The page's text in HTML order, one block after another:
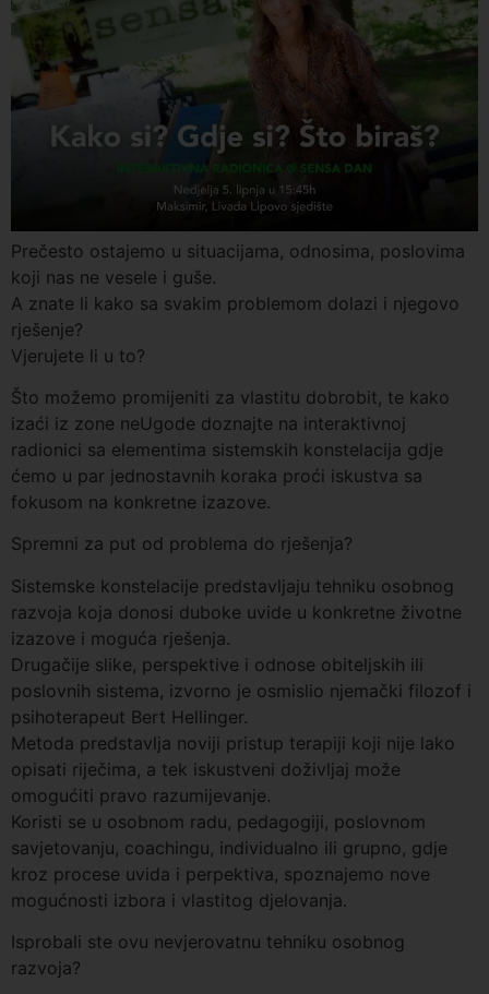
Prečesto ostajemo u situacijama, odnosima, poslovima
koji nas ne vesele i guše.
A znate li kako sa svakim problemom dolazi i njegovo
rješenje?
Vjerujete li u to?
Što možemo promijeniti za vlastitu dobrobit, te kako
izaći iz zone neUgode doznajte na interaktivnoj
radionici sa elementima sistemskih konstelacija gdje
ćemo u par jednostavnih koraka proći iskustva sa
fokusom na konkretne izazove.
Spremni za put od problema do rješenja?
Sistemske konstelacije predstavljaju tehniku osobnog
razvoja koja donosi duboke uvide u konkretne životne
izazove i moguća rješenja.
Drugačije slike, perspektive i odnose obiteljskih ili
poslovnih sistema, izvorno je osmislio njemački filozof i
psihoterapeut Bert Hellinger.
Metoda predstavlja noviji pristup terapiji koji nije lako
opisati riječima, a tek iskustveni doživljaj može
omogućiti pravo razumijevanje.
Koristi se u osobnom radu, pedagogiji, poslovnom
savjetovanju, coachingu, individualno ili grupno, gdje
kroz procese uvida i perpektiva, spoznajemo nove
mogućnosti izbora i vlastitog djelovanja.
Isprobali ste ovu nevjerovatnu tehniku osobnog
razvoja?